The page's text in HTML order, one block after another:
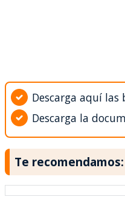
Descarga aquí las
Descarga la
Te recomendamos: